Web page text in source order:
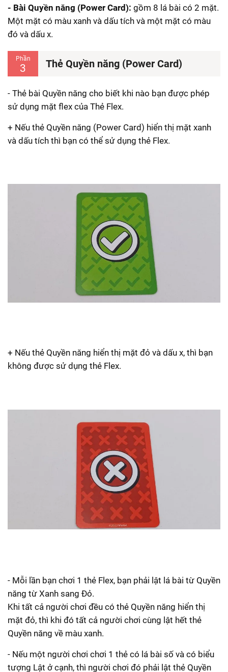
- Bài Quyền năng (Power Card): gồm 8 lá bài có 2 mặt.
Một mặt có màu xanh và dấu tích và một mặt có màu
đó và dấu x.
Phần
3 Thẻ Quyền năng (Power Card)
- Thẻ bài Quyền năng cho biết khi nào bạn được phép
sử dụng mặt flex của Thẻ Flex.
+ Nếu thẻ Quyền năng (Power Card) hiển thị mặt xanh
và dấu tích thì bạn có thể sử dụng thẻ Flex.
+ Nếu thẻ Quyền năng hiển thị mặt đỏ và dấu x, thì bạn
không được sử dụng thẻ Flex.
- Mỗi lần bạn chơi 1 thẻ Flex, bạn phải lật lá bài từ Quyền
năng từ Xanh sang Đỏ.
Khi tất cả người chơi đều có thẻ Quyền năng hiển thị
mặt đỏ, thì khi đó tất cả người chơi cùng lật hết thẻ
Quyền năng về màu xanh.
- Nếu một người chơi chơi 1 thẻ có lá bài số và có biểu
tượng Lật ở cạnh, thì người chơi đó phải lật thẻ Quyền